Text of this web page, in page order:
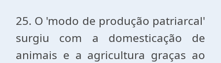
25. O 'modo de produção patriarcal'
surgiu com a domesticação de
animais e a agricultura graças ao